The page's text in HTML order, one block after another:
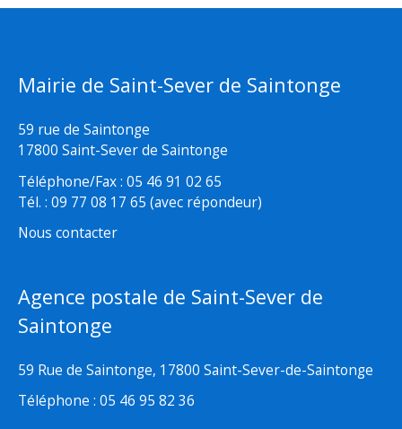
Mairie de Saint-Sever de Saintonge
59 rue de Saintonge
17800 Saint-Sever de Saintonge
Téléphone/Fax : 05 46 91 02 65
Tél. : 09 77 08 17 65 (avec répondeur)
Nous contacter
Agence postale de Saint-Sever de
Saintonge
59 Rue de Saintonge, 17800 Saint-Sever-de-Saintonge
Téléphone : 05 46 95 82 36